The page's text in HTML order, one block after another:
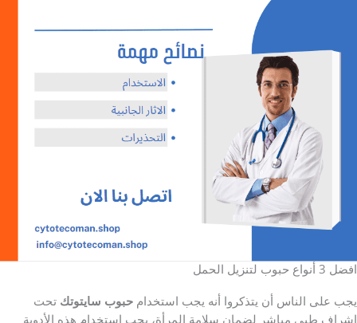
افضل 3 أنواع حبوب لتنزيل الحمل
يجب على الناس أن يتذكروا أنه يجب استخدام حبوب سايتوتك تحت
إشراف طبي مباشر لضمان سلامة المرأة، يجب استخدام هذه الأدوية